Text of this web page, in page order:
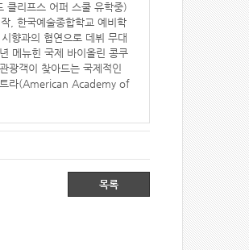
리프스 어퍼 스쿨 유학중)
, 한국예술종합학교 예비학
향과의 협연으로 데뷔 무대
메뉴힌 국제 바이올린 콩쿠
광객이 찾아드는 국제적인
트라(American Academy of
목록